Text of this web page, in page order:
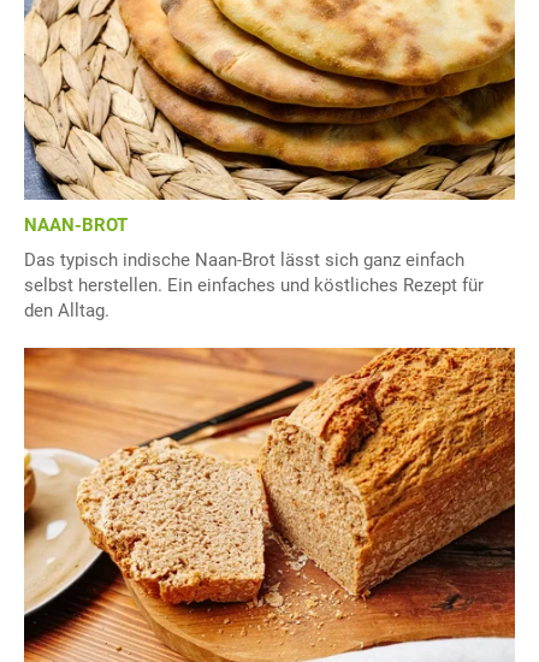
NAAN-BROT
Das typisch indische Naan-Brot lässt sich ganz einfach
selbst herstellen. Ein einfaches und köstliches Rezept für
den Alltag.